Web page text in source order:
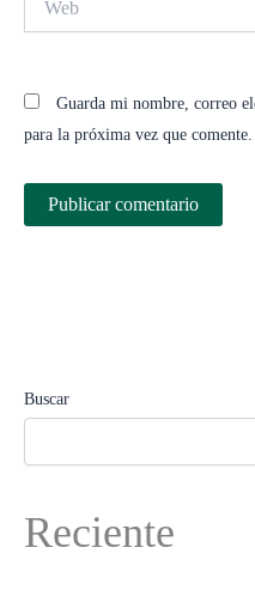
Guarda mi nombre, correo
para la próxima vez que comente.
Buscar
Reciente